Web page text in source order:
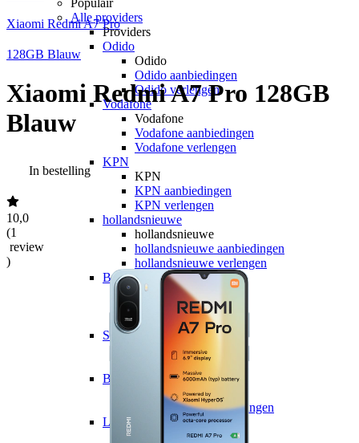
Populair
Alle providers
Providers
Odido
Odido
Odido aanbiedingen
Odido verlengen
Vodafone
Vodafone
Vodafone aanbiedingen
Vodafone verlengen
KPN
KPN
KPN aanbiedingen
KPN verlengen
hollandsnieuwe
hollandsnieuwe
hollandsnieuwe aanbiedingen
hollandsnieuwe verlengen
Ben
Ben
Ben aanbiedingen
Ben verlengen
Simyo
Simyo aanbiedingen
Budget Thuis
Budget Thuis
Budget Thuis aanbiedingen
Lebara
Xiaomi Redmi A7 Pro
128GB Blauw
Xiaomi Redmi A7 Pro 128GB
Blauw
In bestelling
10,0
(1
review
)